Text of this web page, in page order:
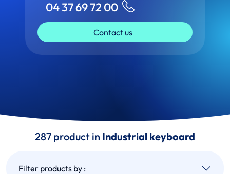
04 37 69 72 00
Contact us
287 product in Industrial keyboard
Filter products by :